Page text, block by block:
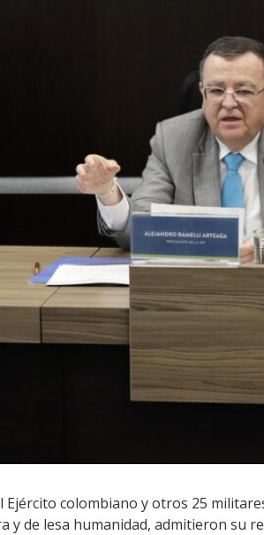
colombiano y otros 25
y de lesa humanidad, admitieron su